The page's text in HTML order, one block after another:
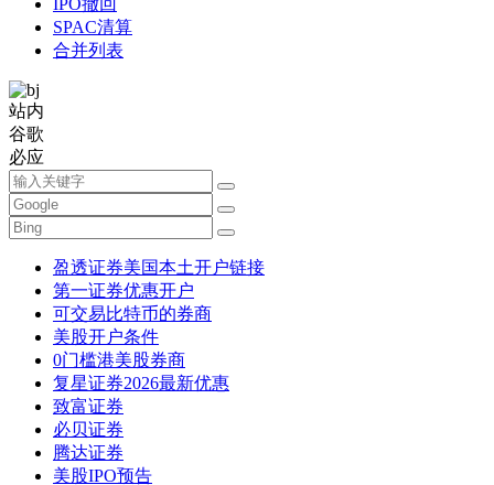
IPO撤回
SPAC清算
合并列表
站内
谷歌
必应
盈透证券美国本土开户链接
第一证券优惠开户
可交易比特币的券商
美股开户条件
0门槛港美股券商
复星证券2026最新优惠
致富证券
必贝证券
腾达证券
美股IPO预告